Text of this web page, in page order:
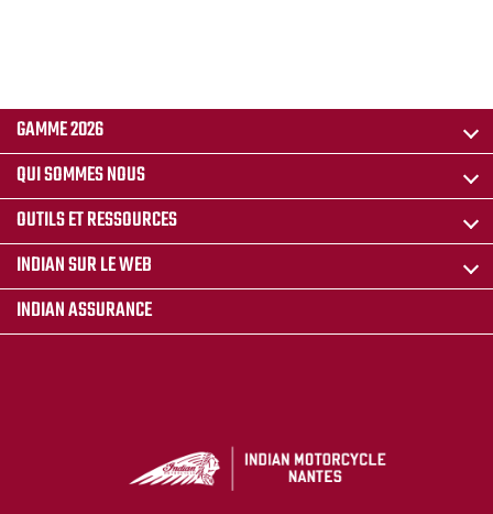
GAMME 2026
QUI SOMMES NOUS
OUTILS ET RESSOURCES
INDIAN SUR LE WEB
INDIAN ASSURANCE